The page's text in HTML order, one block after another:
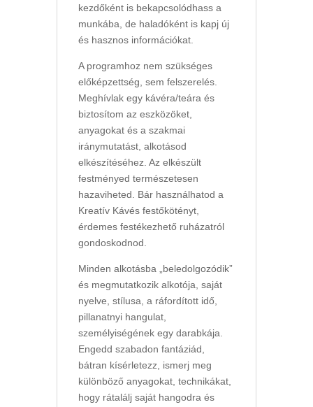
kezdőként is bekapcsolódhass a
munkába, de haladóként is kapj új
és hasznos információkat.
A programhoz nem szükséges
előképzettség, sem felszerelés.
Meghívlak egy kávéra/teára és
biztosítom az eszközöket,
anyagokat és a szakmai
iránymutatást, alkotásod
elkészítéséhez. Az elkészült
festményed természetesen
hazaviheted. Bár használhatod a
Kreatív Kávés festőkötényt,
érdemes festékezhető ruházatról
gondoskodnod.
Minden alkotásba „beledolgozódik”
és megmutatkozik alkotója, saját
nyelve, stílusa, a ráfordított idő,
pillanatnyi hangulat,
személyiségének egy darabkája.
Engedd szabadon fantáziád,
bátran kísérletezz, ismerj meg
különböző anyagokat, technikákat,
hogy rátalálj saját hangodra és